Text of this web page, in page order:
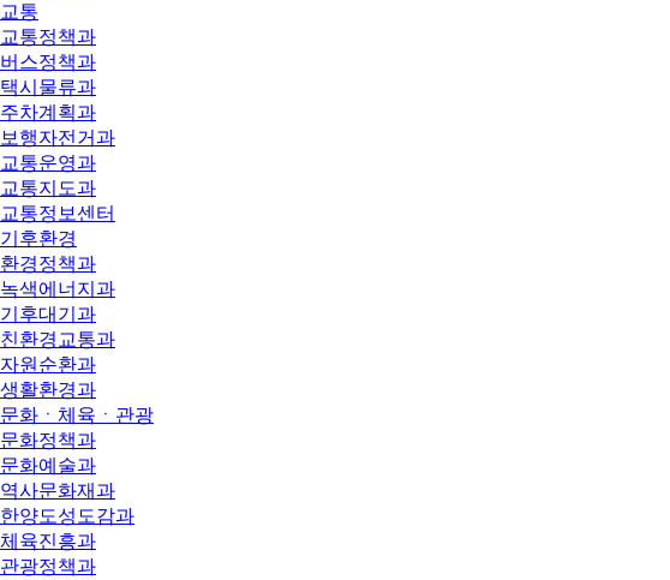
교통
교통정책과
버스정책과
택시물류과
주차계획과
보행자전거과
교통운영과
교통지도과
교통정보센터
기후환경
환경정책과
녹색에너지과
기후대기과
친환경교통과
자원순환과
생활환경과
문화ㆍ체육ㆍ관광
문화정책과
문화예술과
역사문화재과
한양도성도감과
체육진흥과
관광정책과